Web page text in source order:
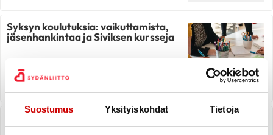
Suostumus Yksityiskohdat Tietoja
Syksyn koulutuksia: vaikuttamista,
jäsenhankintaa ja Siviksen kursseja
Logon koon muuttaminen
yhdistyksen kotisivulle